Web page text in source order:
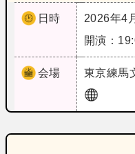
日時
2026年4
開演：
会場 東京練馬